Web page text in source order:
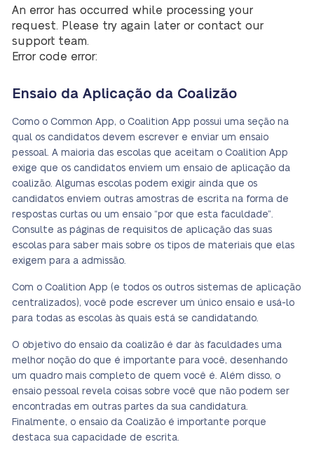
An error has occurred while processing your
request. Please try again later or contact our
support team.
Error code error:
Ensaio da Aplicação da Coalizão
Como o Common App, o Coalition App possui uma seção na
qual os candidatos devem escrever e enviar um ensaio
pessoal. A maioria das escolas que aceitam o Coalition App
exige que os candidatos enviem um ensaio de aplicação da
coalizão. Algumas escolas podem exigir ainda que os
candidatos enviem outras amostras de escrita na forma de
respostas curtas ou um ensaio “por que esta faculdade”.
Consulte as páginas de requisitos de aplicação das suas
escolas para saber mais sobre os tipos de materiais que elas
exigem para a admissão.
Com o Coalition App (e todos os outros sistemas de aplicação
centralizados), você pode escrever um único ensaio e usá-lo
para todas as escolas às quais está se candidatando.
O objetivo do ensaio da coalizão é dar às faculdades uma
melhor noção do que é importante para você, desenhando
um quadro mais completo de quem você é. Além disso, o
ensaio pessoal revela coisas sobre você que não podem ser
encontradas em outras partes da sua candidatura.
Finalmente, o ensaio da Coalizão é importante porque
destaca sua capacidade de escrita.